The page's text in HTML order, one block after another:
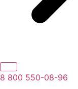
8 800 550-08-96